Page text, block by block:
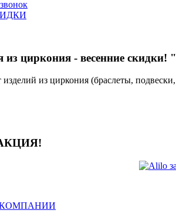
циркония - весенние скидки! "
изделий из циркония (браслеты,
АКЦИЯ!